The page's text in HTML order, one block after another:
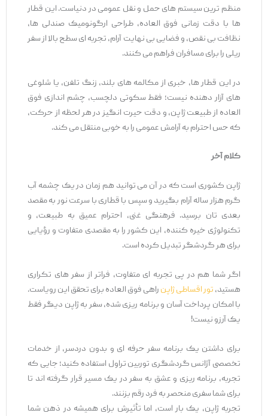
منظم‌ ترین سیستم ‌های حمل ‌و نقل عمومی در دنیاست. این قطار
ها با دقت زمانی فوق ‌العاده، طراحی ارگونومیک صندلی‌ ها،
نظافت بی ‌نقص، و فضایی بی ‌نهایت آرام، تجربه ‌ای سطح بالا از سفر
ریلی را برای مسافران فراهم می ‌کنند.
در این قطار ها، خبری از مکالمه ‌های بلند، زنگ تلفن، یا شلوغی‌
های آزار دهنده نیست؛ فقط سکوتی دلچسب، چشم ‌اندازی فوق
‌العاده از طبیعت ژاپن، و دقت حیرت ‌انگیز در هر لحظه از حرکت،
که حس احترام به آرامش عمومی را به‌ خوبی منتقل می‌ کند.
کلام آخر
ژاپن کشوری است که در آن می ‌توانید هم ‌زمان در یک چشمه آب
گرم هزار ساله آرام بگیرید و سپس با قطاری با سرعت نور به مقصد
بعدی ‌تان برسید. فرهنگی غنی، احترام عمیق به طبیعت، و
تکنولوژی خیره‌ کننده، این کشور را به مقصدی متفاوت و رؤیایی
برای هر گردشگر تبدیل کرده است.
اگر شما هم در پی تجربه ‌ای متفاوت، فراتر از سفر های تکراری
هستید،تور اقساطی ژاپنراهی فوق ‌العاده برای تحقق این رویاست.
با امکان پرداخت آسان و برنامه ‌ریزی ‌شده، سفر به ژاپن دیگر فقط
یک آرزو نیست!
برای داشتن یک برنامه سفر حرفه ‌ای و بدون دردسر، از خدمات
تخصصی آژانس گردشگری توربین تراول استفاده کنید؛ جایی که
تجربه، برنامه ‌ریزی و عشق به سفر در یک مسیر قرار گرفته ‌اند تا
برای شما سفری منحصر به ‌فرد رقم بزنند.
تجربه ژاپن، یک بار است، اما تأثیرش برای همیشه در ذهن شما